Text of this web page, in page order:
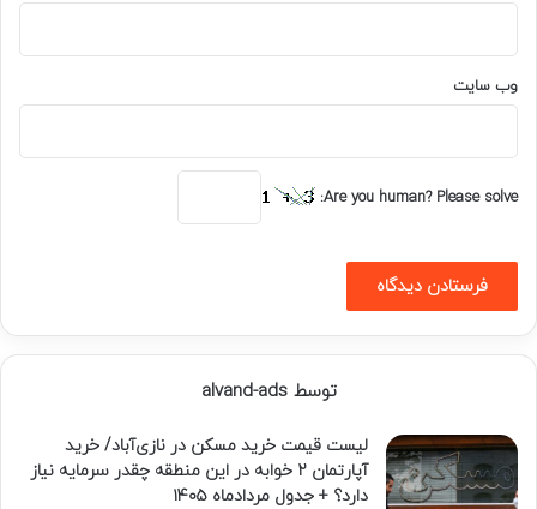
وب‌ سایت
Are you human? Please solve:
توسط alvand-ads
لیست قیمت خرید مسکن در نازی‌آباد/ خرید
آپارتمان ۲ خوابه در این منطقه چقدر سرمایه نیاز
دارد؟ + جدول مردادماه ۱۴۰۵